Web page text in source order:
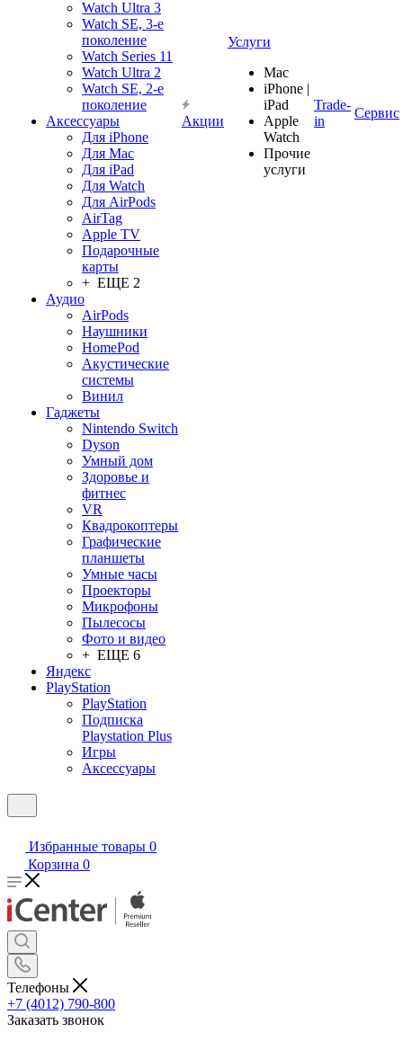
Watch Ultra 3
Watch SE, 3-е
поколение
Watch Series 11
Watch Ultra 2
Watch SE, 2-е
поколение
Аксессуары
Для iPhone
Для Mac
Для iPad
Для Watch
Для AirPods
AirTag
Apple TV
Подарочные
карты
+ ЕЩЕ 2
Аудио
AirPods
Наушники
HomePod
Акустические
системы
Винил
Гаджеты
Nintendo Switch
Dyson
Умный дом
Здоровье и
фитнес
VR
Квадрокоптеры
Графические
планшеты
Умные часы
Проекторы
Микрофоны
Пылесосы
Фото и видео
+ ЕЩЕ 6
Яндекс
PlayStation
PlayStation
Подписка
Playstation Plus
Игры
Аксессуары
Акции
Услуги
Mac
iPhone |
iPad
Apple
Watch
Прочие
услуги
Trade-
in
Сервис
Избранные товары 0
Корзина 0
Телефоны
+7 (4012) 790-800
Заказать звонок